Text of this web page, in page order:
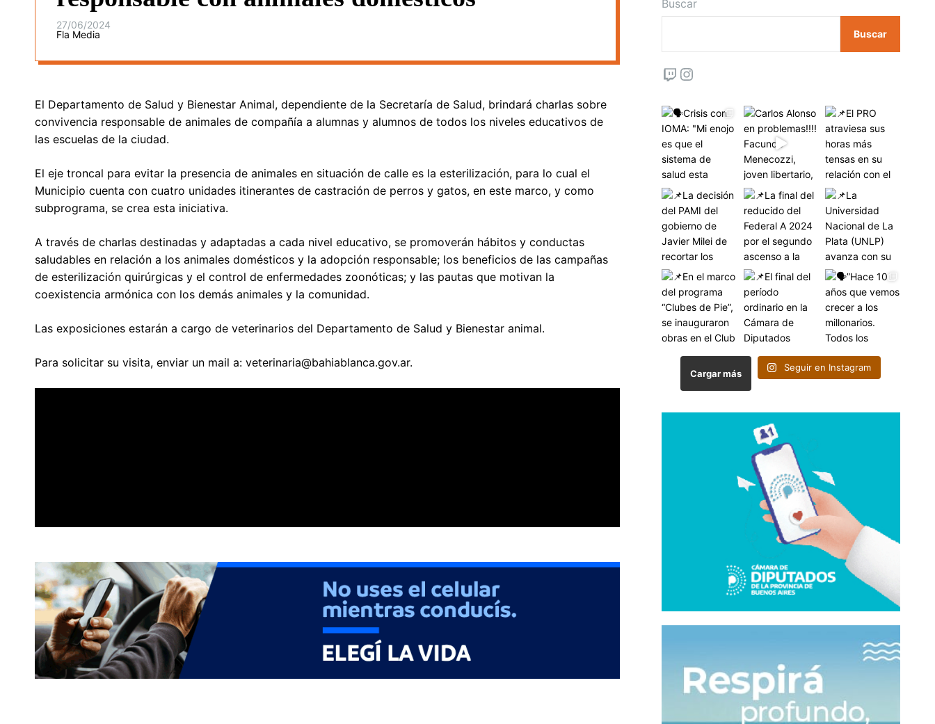
27/06/2024
Fla Media
El Departamento de Salud y Bienestar Animal, dependiente de la Secretaría de Salud, brindará charlas sobre
convivencia responsable de animales de compañía a alumnas y alumnos de todos los niveles educativos de
las escuelas de la ciudad.
El eje troncal para evitar la presencia de animales en situación de calle es la esterilización, para lo cual el
Municipio cuenta con cuatro unidades itinerantes de castración de perros y gatos, en este marco, y como
subprograma, se crea esta iniciativa.
A través de charlas destinadas y adaptadas a cada nivel educativo, se promoverán hábitos y conductas
saludables en relación a los animales domésticos y la adopción responsable; los beneficios de las campañas
de esterilización quirúrgicas y el control de enfermedades zoonóticas; y las pautas que motivan la
coexistencia armónica con los demás animales y la comunidad.
Las exposiciones estarán a cargo de veterinarios del Departamento de Salud y Bienestar animal.
Para solicitar su visita, enviar un mail a: veterinaria@bahiablanca.gov.ar.
Buscar
Buscar
Twitch
Cargar más
Seguir en Instagram